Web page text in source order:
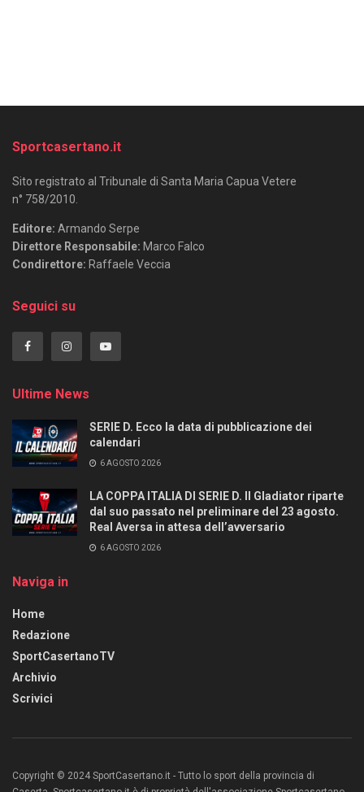
Sportcasertano.it
Sito registrato al Tribunale di Santa Maria Capua Vetere
n° 758/2010.
Editore: Armando Serpe
Direttore Responsabile: Marco Falco
Condirettore: Raffaele Veccia
Seguici su
Ultime News
SERIE D. Ecco la data di pubblicazione dei
calendari
6 AGOSTO 2026
LA COPPA ITALIA DI SERIE D. Il Gladiator riparte
dal suo passato nel preliminare del 23 agosto.
Real Aversa in attesa dell’avversario
6 AGOSTO 2026
Naviga in
Home
Redazione
SportCasertanoTV
Archivio
Scrivici
Copyright © 2024 SportCasertano.it - Tutto lo sport della provincia di